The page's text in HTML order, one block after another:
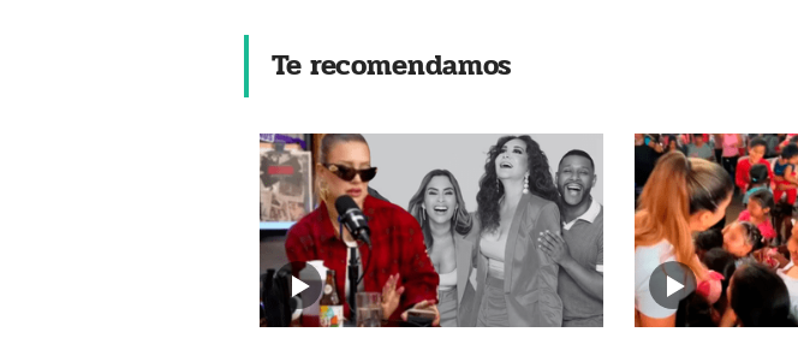
Te recomendamos